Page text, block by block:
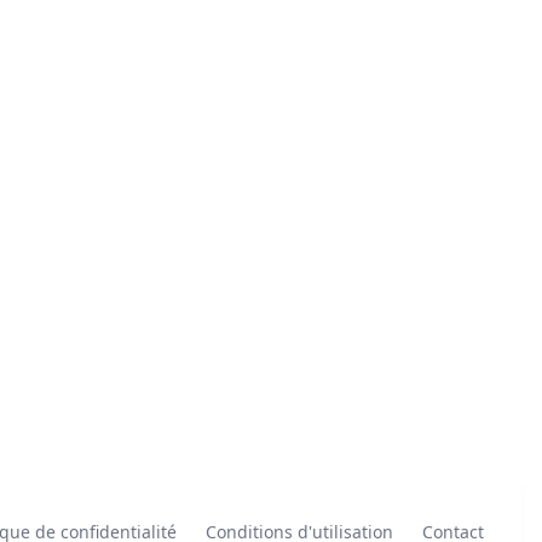
de confidentialité Conditions d'utilisation Contact